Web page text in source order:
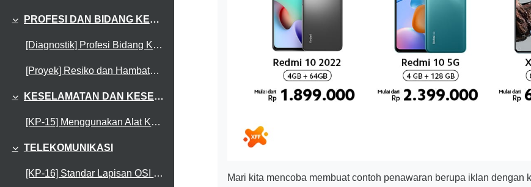
Collapse
PROFESI DAN BIDANG KERJA
[Diagnostik] Profesi Bidang Komputer dan Telekomunikasi
[Proyek] Resiko dan Hambatan Kerja
Collapse
KESELAMATAN DAN KESEHATAN KERJA
[KP-15] Menggunakan Alat Keselamatan Kerja
Collapse
TELEKOMUNIKASI
[KP-16] Standar Lapisan OSI dan Penjelasanya
Mari kita mencoba membuat contoh penawaran berupa iklan dengan